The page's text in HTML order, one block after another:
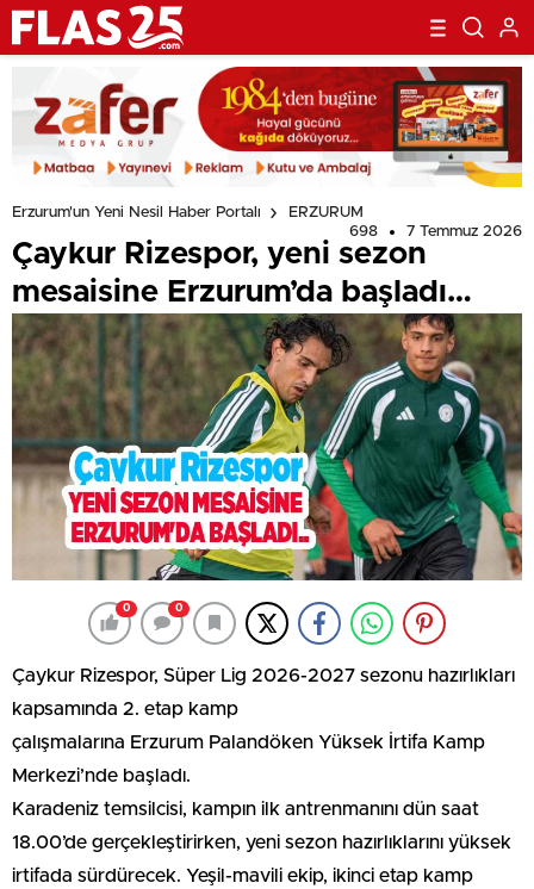
Erzurum'un Yeni Nesil Haber Portalı
ERZURUM
698
7 Temmuz 2026
Çaykur Rizespor, yeni sezon
mesaisine Erzurum’da başladı…
0 0
Çaykur Rizespor, Süper Lig 2026-2027 sezonu hazırlıkları
kapsamında 2. etap kamp
çalışmalarına Erzurum Palandöken Yüksek İrtifa Kamp
Merkezi’nde başladı.
Karadeniz temsilcisi, kampın ilk antrenmanını dün saat
18.00’de gerçekleştirirken, yeni sezon hazırlıklarını yüksek
irtifada sürdürecek. Yeşil-mavili ekip, ikinci etap kamp